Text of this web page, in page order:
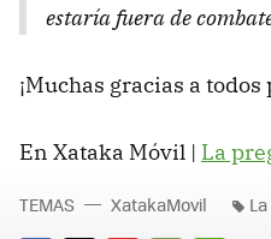
estaría fuera de
¡Muchas gracias a
En Xataka Móvil | La
TEMAS XatakaMovil